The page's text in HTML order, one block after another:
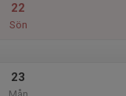
22
Sön
23